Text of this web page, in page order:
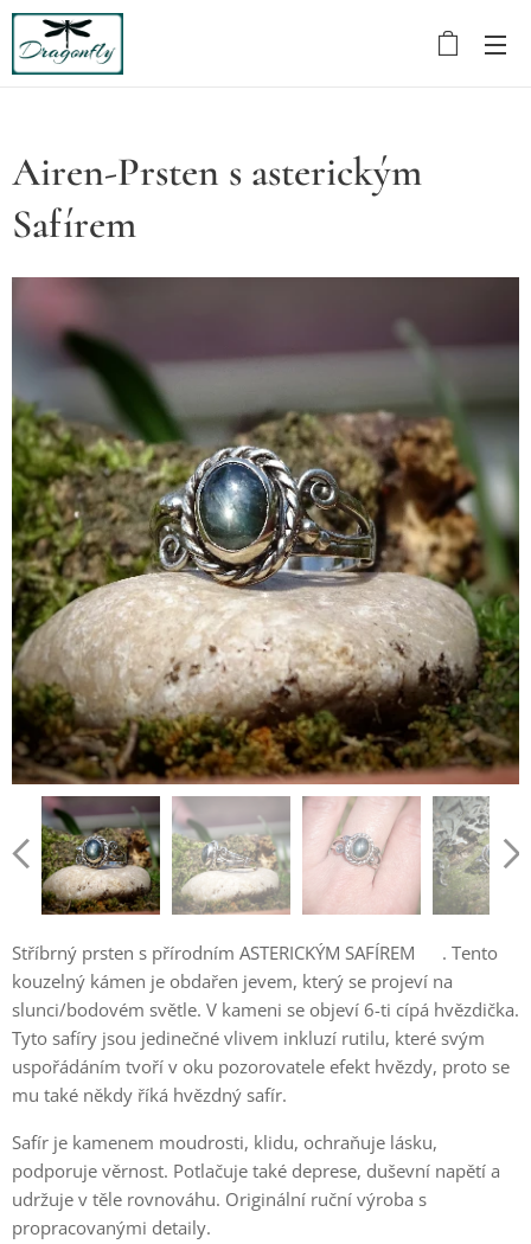
Airen-Prsten s asterickým
Safírem
Stříbrný prsten s přírodním ASTERICKÝM SAFÍREM⭐ . Tento
kouzelný kámen je obdařen jevem, který se projeví na
slunci/bodovém světle. V kameni se objeví 6-ti cípá hvězdička.
Tyto safíry jsou jedinečné vlivem inkluzí rutilu, které svým
uspořádáním tvoří v oku pozorovatele efekt hvězdy, proto se
mu také někdy říká hvězdný safír.
Safír je kamenem moudrosti, klidu, ochraňuje lásku,
podporuje věrnost. Potlačuje také deprese, duševní napětí a
udržuje v těle rovnováhu. Originální ruční výroba s
propracovanými detaily.